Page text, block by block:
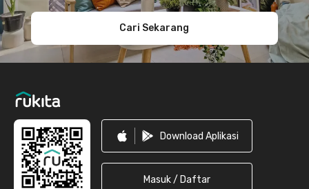
Cari Sekarang
Download Aplikasi
Masuk / Daftar